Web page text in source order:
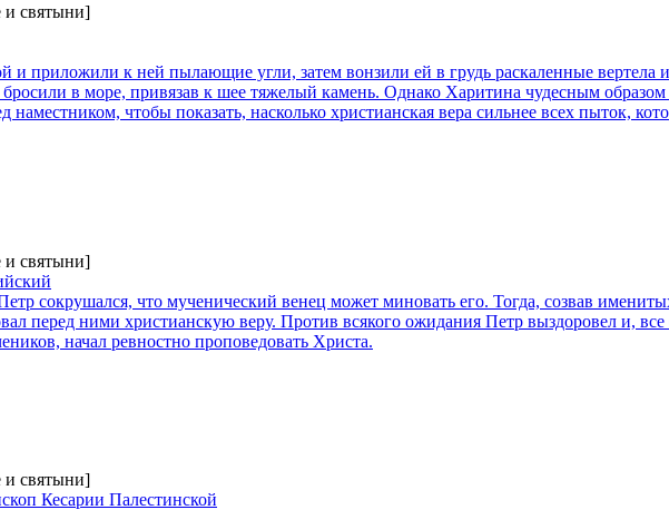
и святыни]
и приложили к ней пылающие угли, затем вонзили ей в грудь раскаленные вертела и
в море, привязав к шее тяжелый камень. Однако Харитина чудесным
наместником, чтобы показать, насколько христианская вера сильнее всех пыток,
и святыни]
сокрушался, что мученический венец может миновать его. Тогда, созвав
перед ними христианскую веру. Против всякого ожидания Петр выздоровел и,
начал ревностно проповедовать Христа.
и святыни]
Кесарии Палестинской